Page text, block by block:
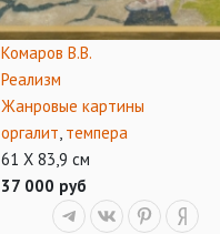
Комаров В.В.
Реализм
Жанровые картины
оргалит, темпера
61 Х 83,9 см
37 000 руб